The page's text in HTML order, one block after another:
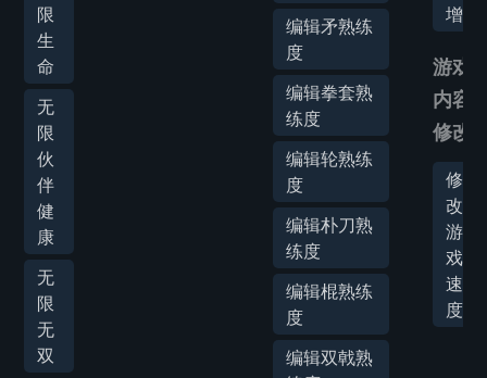
限
生
命
无
限
伙
伴
健
康
无
限
无
双
编辑矛熟练
度
编辑拳套熟
练度
编辑轮熟练
度
编辑朴刀熟
练度
编辑棍熟练
度
编辑双戟熟
增
游戏
内容
修改
修
改
游
戏
速
度